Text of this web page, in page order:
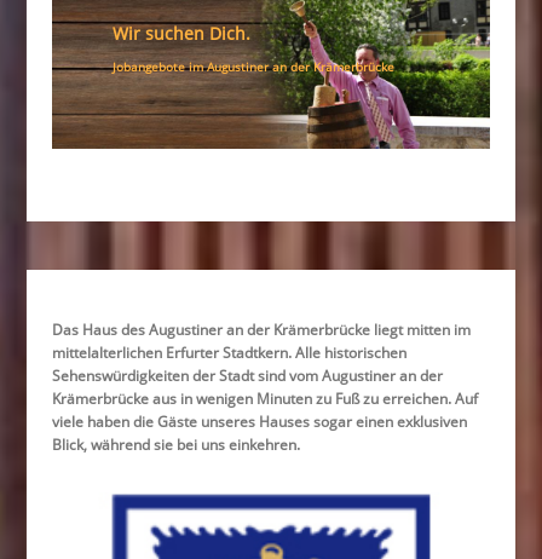
Wir suchen Dich.
Jobangebote im Augustiner an der Krämerbrücke
Das Haus des Augustiner an der Krämerbrücke liegt mitten im
mittelalterlichen Erfurter Stadtkern. Alle historischen
Sehenswürdigkeiten der Stadt sind vom Augustiner an der
Krämerbrücke aus in wenigen Minuten zu Fuß zu erreichen. Auf
viele haben die Gäste unseres Hauses sogar einen exklusiven
Blick, während sie bei uns einkehren.